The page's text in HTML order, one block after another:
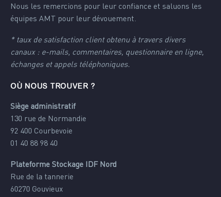
Nous les remercions pour leur confiance et saluons les
équipes AMT pour leur dévouement.
* taux de satisfaction client obtenu à travers divers
canaux : e-mails, commentaires, questionnaire en ligne,
échanges et appels téléphoniques.
OÙ NOUS TROUVER ?
Siège administratif
130 rue de Normandie
92 400 Courbevoie
01 40 88 98 40
Plateforme Stockage IDF Nord
Rue de la tannerie
60270 Gouvieux